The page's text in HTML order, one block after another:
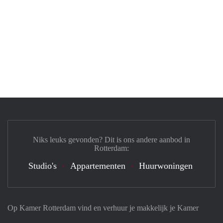
Op Kamer Rotterdam vind en verhuur je makkelijk je Kamer
Niks leuks gevonden? Dit is ons andere aanbod in
Rotterdam:
Studio's Appartementen Huurwoningen